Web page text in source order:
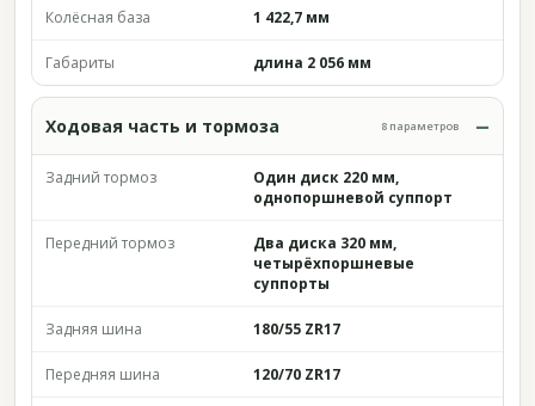
Колёсная база 1 422,7 мм
Габариты длина 2 056 мм
Ходовая часть и тормоза 8 параметров
Задний тормоз
Один диск 220 мм,
однопоршневой суппорт
Передний тормоз
Два диска 320 мм,
четырёхпоршневые
суппорты
Задняя шина 180/55 ZR17
Передняя шина 120/70 ZR17